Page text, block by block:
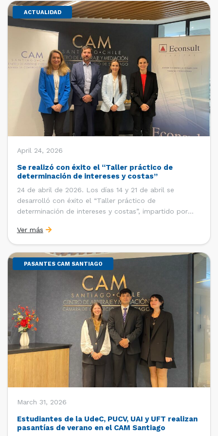
ACTUALIDAD
April 24, 2026
Se realizó con éxito el “Taller práctico de
determinación de intereses y costas”
24 de abril de 2026. Los días 14 y 21 de abril se
desarrolló con éxito el “Taller práctico de
determinación de intereses y costas”, impartido por
Universidad Católica de Chile y Magíster en Economía
de la Universidad de Chicago) y María Luisa Petitpas
[…]
Ver más
PASANTES CAM SANTIAGO
March 31, 2026
Estudiantes de la UdeC, PUCV, UAI y UFT realizan
pasantías de verano en el CAM Santiago